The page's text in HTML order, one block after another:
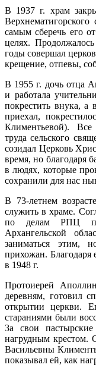
В 1937 г. храм
самым сберечь его
целях.
годы совершал
крещение, отпевы,
В 1955 г. дочь отца
и работала
покрестить внука, а
приехал,
Климентьевой). Все
труда сельского
созидал Церковь
время, но благодаря
в людях, которые
сохранили для нас
В 73-летнем
служить в храме.
по делам РПЦ
Архангельской
заниматься этим,
прихожан.
в 1948 г.
Протоиерей
деревням, готовил
открытии церкви.
стараниями были
За свои
нагрудным крестом.
Васильевны
показывал ей, как